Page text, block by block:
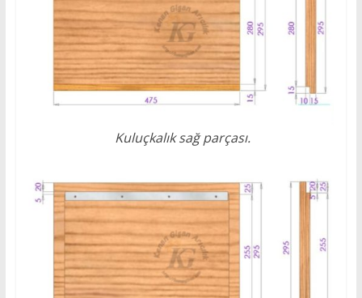
Kuluçkalık sağ parçası.